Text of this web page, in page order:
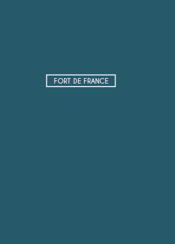
FORT DE FRANCE